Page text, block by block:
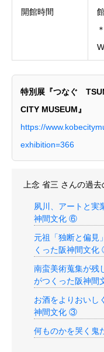
開館時間
特別展『つなぐ
CITY MUSEUM』
https://
exhibition=366
上念 省三 さんの過去
夙川、アートと実
神間文化 ⑥
元祖「独断と偏見
くった阪神間文
南蛮美術蒐集が残
がつくった阪神間
お酒をよりおいし
神間文化 ③
何ものかを哭く鬼